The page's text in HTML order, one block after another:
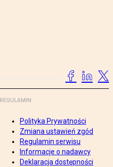
REGULAMIN
Polityka Prywatności
Zmiana ustawień zgód
Regulamin serwisu
Informacje o nadawcy
Deklaracja dostępności